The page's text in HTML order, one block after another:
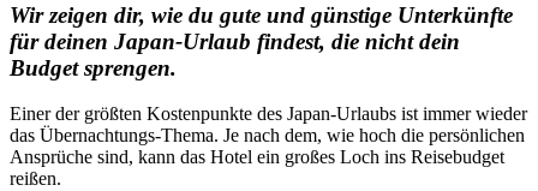
Wir zeigen dir, wie du gute und günstige Unterkünfte
für deinen Japan-Urlaub findest, die nicht dein
Budget sprengen.
Einer der größten Kostenpunkte des Japan-Urlaubs ist immer wieder
das Übernachtungs-Thema. Je nach dem, wie hoch die persönlichen
Ansprüche sind, kann das Hotel ein großes Loch ins Reisebudget
reißen.